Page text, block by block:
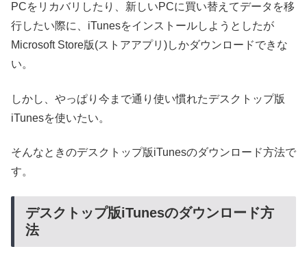
PCをリカバリしたり、新しいPCに買い替えてデータを移
行したい際に、iTunesをインストールしようとしたが
Microsoft Store版(ストアアプリ)しかダウンロードできな
い。
しかし、やっぱり今まで通り使い慣れたデスクトップ版
iTunesを使いたい。
そんなときのデスクトップ版iTunesのダウンロード方法で
す。
デスクトップ版iTunesのダウンロード方
法